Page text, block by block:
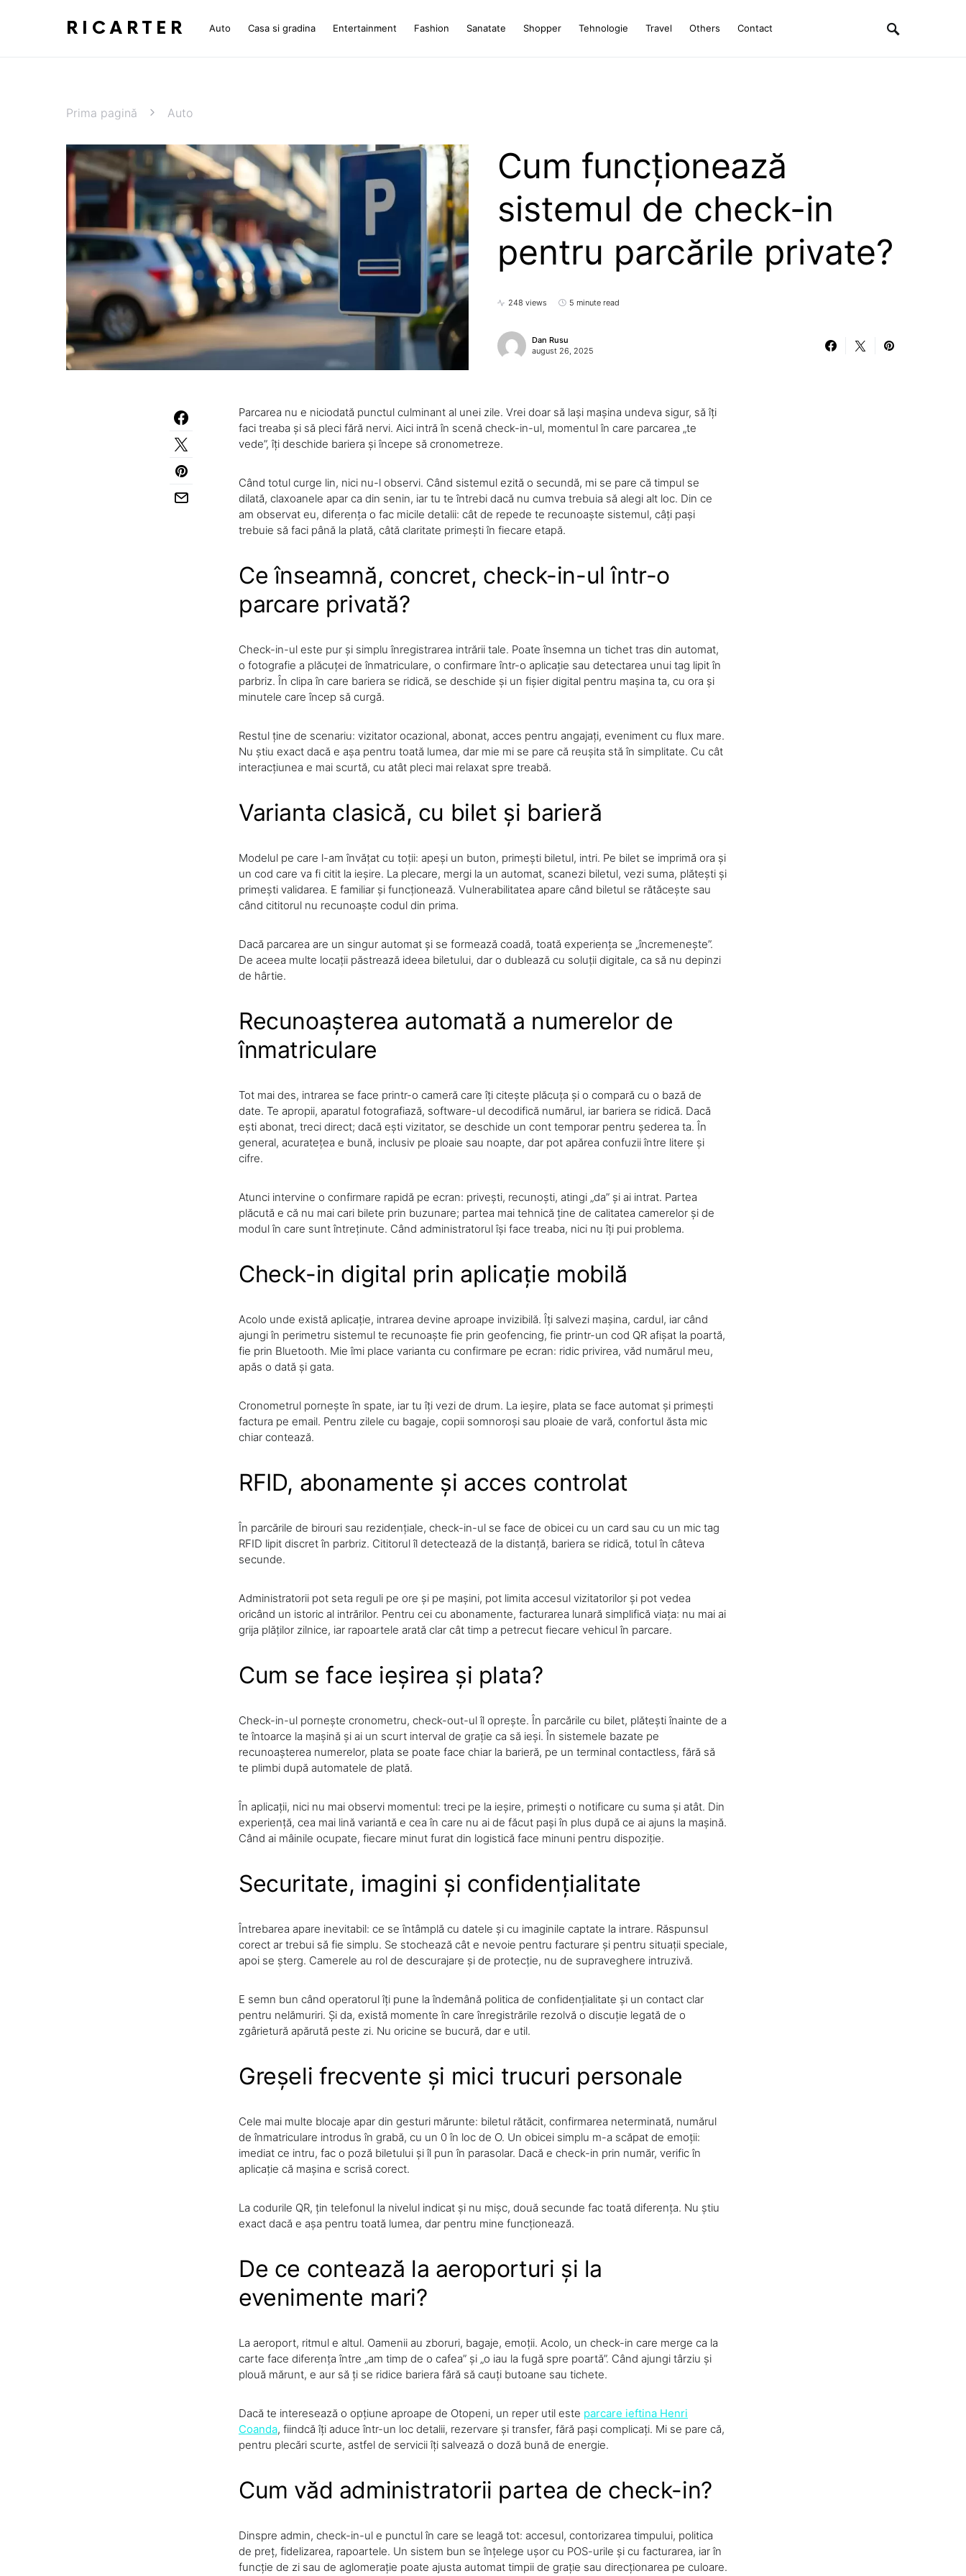
RICARTER Auto Casa si gradina Entertainment Fashion Sanatate Shopper Tehnologie Travel Others Contact
Prima pagină Auto
Cum funcționează
sistemul de check-in
pentru parcările private?
248 views 5 minute read
Dan Rusu
august 26, 2025
Parcarea nu e niciodată punctul culminant al unei zile. Vrei doar să lași mașina undeva sigur, să îți
faci treaba și să pleci fără nervi. Aici intră în scenă check-in-ul, momentul în care parcarea „te
vede”, îți deschide bariera și începe să cronometreze.
Când totul curge lin, nici nu-l observi. Când sistemul ezită o secundă, mi se pare că timpul se
dilată, claxoanele apar ca din senin, iar tu te întrebi dacă nu cumva trebuia să alegi alt loc. Din ce
am observat eu, diferența o fac micile detalii: cât de repede te recunoaște sistemul, câți pași
trebuie să faci până la plată, câtă claritate primești în fiecare etapă.
Ce înseamnă, concret, check-in-ul într-o
parcare privată?
Check-in-ul este pur și simplu înregistrarea intrării tale. Poate însemna un tichet tras din automat,
o fotografie a plăcuței de înmatriculare, o confirmare într-o aplicație sau detectarea unui tag lipit în
parbriz. În clipa în care bariera se ridică, se deschide și un fișier digital pentru mașina ta, cu ora și
minutele care încep să curgă.
Restul ține de scenariu: vizitator ocazional, abonat, acces pentru angajați, eveniment cu flux mare.
Nu știu exact dacă e așa pentru toată lumea, dar mie mi se pare că reușita stă în simplitate. Cu cât
interacțiunea e mai scurtă, cu atât pleci mai relaxat spre treabă.
Varianta clasică, cu bilet și barieră
Modelul pe care l-am învățat cu toții: apeși un buton, primești biletul, intri. Pe bilet se imprimă ora și
un cod care va fi citit la ieșire. La plecare, mergi la un automat, scanezi biletul, vezi suma, plătești și
primești validarea. E familiar și funcționează. Vulnerabilitatea apare când biletul se rătăcește sau
când cititorul nu recunoaște codul din prima.
Dacă parcarea are un singur automat și se formează coadă, toată experiența se „încremenește”.
De aceea multe locații păstrează ideea biletului, dar o dublează cu soluții digitale, ca să nu depinzi
de hârtie.
Recunoașterea automată a numerelor de
înmatriculare
Tot mai des, intrarea se face printr-o cameră care îți citește plăcuța și o compară cu o bază de
date. Te apropii, aparatul fotografiază, software-ul decodifică numărul, iar bariera se ridică. Dacă
ești abonat, treci direct; dacă ești vizitator, se deschide un cont temporar pentru șederea ta. În
general, acuratețea e bună, inclusiv pe ploaie sau noapte, dar pot apărea confuzii între litere și
cifre.
Atunci intervine o confirmare rapidă pe ecran: privești, recunoști, atingi „da” și ai intrat. Partea
plăcută e că nu mai cari bilete prin buzunare; partea mai tehnică ține de calitatea camerelor și de
modul în care sunt întreținute. Când administratorul își face treaba, nici nu îți pui problema.
Check-in digital prin aplicație mobilă
Acolo unde există aplicație, intrarea devine aproape invizibilă. Îți salvezi mașina, cardul, iar când
ajungi în perimetru sistemul te recunoaște fie prin geofencing, fie printr-un cod QR afișat la poartă,
fie prin Bluetooth. Mie îmi place varianta cu confirmare pe ecran: ridic privirea, văd numărul meu,
apăs o dată și gata.
Cronometrul pornește în spate, iar tu îți vezi de drum. La ieșire, plata se face automat și primești
factura pe email. Pentru zilele cu bagaje, copii somnoroși sau ploaie de vară, confortul ăsta mic
chiar contează.
RFID, abonamente și acces controlat
În parcările de birouri sau rezidențiale, check-in-ul se face de obicei cu un card sau cu un mic tag
RFID lipit discret în parbriz. Cititorul îl detectează de la distanță, bariera se ridică, totul în câteva
secunde.
Administratorii pot seta reguli pe ore și pe mașini, pot limita accesul vizitatorilor și pot vedea
oricând un istoric al intrărilor. Pentru cei cu abonamente, facturarea lunară simplifică viața: nu mai ai
grija plăților zilnice, iar rapoartele arată clar cât timp a petrecut fiecare vehicul în parcare.
Cum se face ieșirea și plata?
Check-in-ul pornește cronometru, check-out-ul îl oprește. În parcările cu bilet, plătești înainte de a
te întoarce la mașină și ai un scurt interval de grație ca să ieși. În sistemele bazate pe
recunoașterea numerelor, plata se poate face chiar la barieră, pe un terminal contactless, fără să
te plimbi după automatele de plată.
În aplicații, nici nu mai observi momentul: treci pe la ieșire, primești o notificare cu suma și atât. Din
experiență, cea mai lină variantă e cea în care nu ai de făcut pași în plus după ce ai ajuns la mașină.
Când ai mâinile ocupate, fiecare minut furat din logistică face minuni pentru dispoziție.
Securitate, imagini și confidențialitate
Întrebarea apare inevitabil: ce se întâmplă cu datele și cu imaginile captate la intrare. Răspunsul
corect ar trebui să fie simplu. Se stochează cât e nevoie pentru facturare și pentru situații speciale,
apoi se șterg. Camerele au rol de descurajare și de protecție, nu de supraveghere intruzivă.
E semn bun când operatorul îți pune la îndemână politica de confidențialitate și un contact clar
pentru nelămuriri. Și da, există momente în care înregistrările rezolvă o discuție legată de o
zgârietură apărută peste zi. Nu oricine se bucură, dar e util.
Greșeli frecvente și mici trucuri personale
Cele mai multe blocaje apar din gesturi mărunte: biletul rătăcit, confirmarea neterminată, numărul
de înmatriculare introdus în grabă, cu un 0 în loc de O. Un obicei simplu m-a scăpat de emoții:
imediat ce intru, fac o poză biletului și îl pun în parasolar. Dacă e check-in prin număr, verific în
aplicație că mașina e scrisă corect.
La codurile QR, țin telefonul la nivelul indicat și nu mișc, două secunde fac toată diferența. Nu știu
exact dacă e așa pentru toată lumea, dar pentru mine funcționează.
De ce contează la aeroporturi și la
evenimente mari?
La aeroport, ritmul e altul. Oamenii au zboruri, bagaje, emoții. Acolo, un check-in care merge ca la
carte face diferența între „am timp de o cafea” și „o iau la fugă spre poartă”. Când ajungi târziu și
plouă mărunt, e aur să ți se ridice bariera fără să cauți butoane sau tichete.
Dacă te interesează o opțiune aproape de Otopeni, un reper util este parcare ieftina Henri
Coanda, fiindcă îți aduce într-un loc detalii, rezervare și transfer, fără pași complicați. Mi se pare că,
pentru plecări scurte, astfel de servicii îți salvează o doză bună de energie.
Cum văd administratorii partea de check-in?
Dinspre admin, check-in-ul e punctul în care se leagă tot: accesul, contorizarea timpului, politica
de preț, fidelizarea, rapoartele. Un sistem bun se înțelege ușor cu POS-urile și cu facturarea, iar în
funcție de zi sau de aglomerație poate ajusta automat timpii de grație sau direcționarea pe culoare.